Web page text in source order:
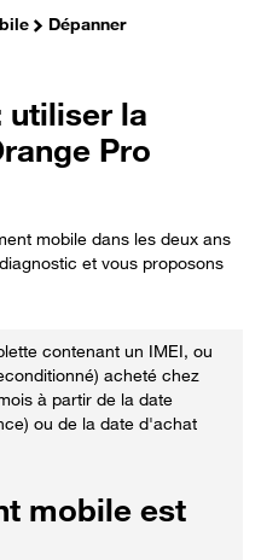
Dépanner
utiliser la
Pro
mobile dans les deux ans
et vous proposons
contenant un IMEI, ou
acheté chez
à partir de la date
ou de la date d'achat
mobile est